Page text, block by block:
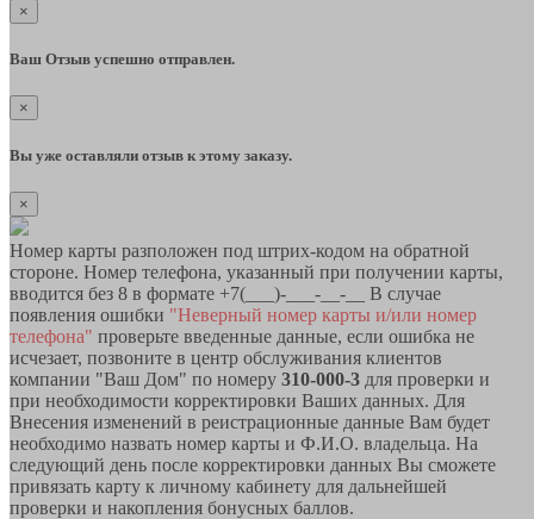
×
Ваш Отзыв успешно отправлен.
×
Вы уже оставляли отзыв к этому заказу.
×
Номер карты разположен под штрих-кодом на обратной
стороне. Номер телефона, указанный при получении карты,
вводится без 8 в формате +7(___)-___-__-__ В случае
появления ошибки "Неверный номер карты и/или номер
телефона" проверьте введенные данные, если ошибка не
исчезает, позвоните в центр обслуживания клиентов
компании "Ваш Дом" по номеру 310-000-3 для проверки и
при необходимости корректировки Ваших данных. Для
Внесения изменений в реистрационные данные Вам будет
необходимо назвать номер карты и Ф.И.О. владельца. На
следующий день после корректировки данных Вы сможете
привязать карту к личному кабинету для дальнейшей
проверки и накопления бонусных баллов.